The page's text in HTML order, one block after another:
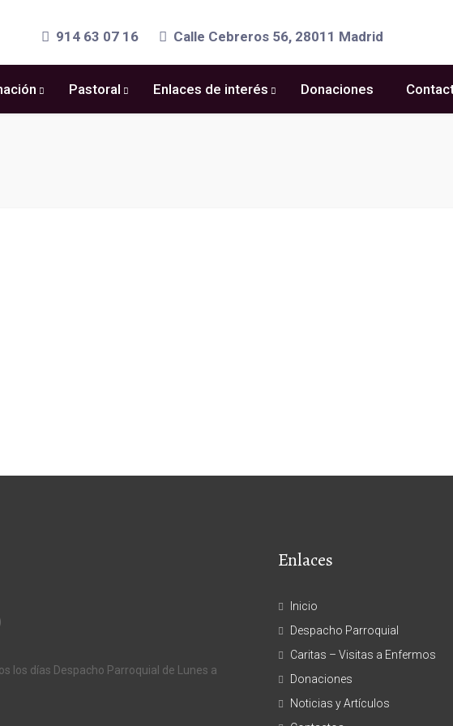
914 63 07 16 Calle Cebreros 56, 28011 Madrid
Pastoral Enlaces de interés Donaciones
los días Despacho Parroquial de Lunes a
Enlaces
Inicio
Despacho Parroquial
Caritas – Visitas a Enfermos
Donaciones
Noticias y Artículos